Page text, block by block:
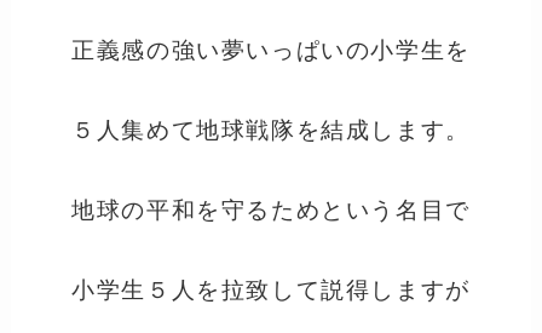
正義感の強い夢いっぱいの小学生を
５人集めて地球戦隊を結成します。
地球の平和を守るためという名目で
小学生５人を拉致して説得しますが